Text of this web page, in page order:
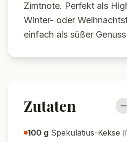
Zimtnote. Perfekt als
Winter- oder
einfach als süßer
Zutaten
100 g Spekulatius-Kekse (